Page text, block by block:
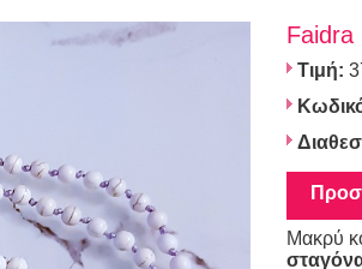
Faidra
Τιμή:
Μακρύ